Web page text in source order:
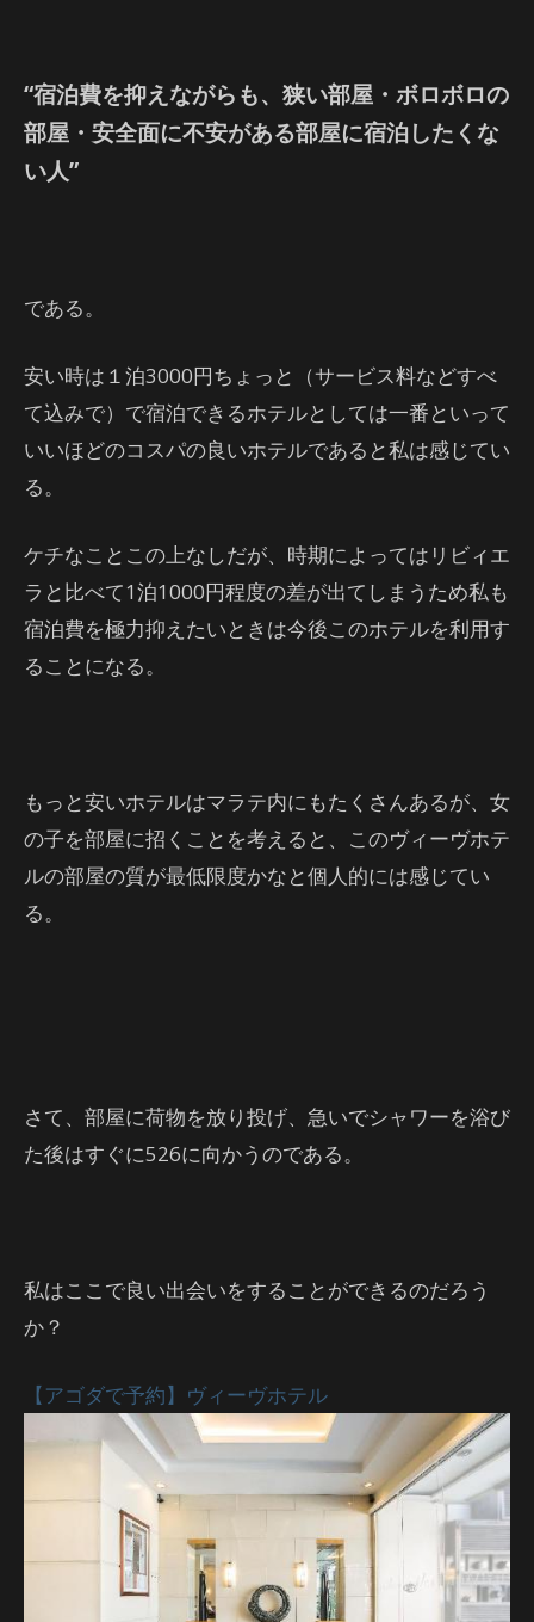
“宿泊費を抑えながらも、狭い部屋・ボロボロの
部屋・安全面に不安がある部屋に宿泊したくな
い人”
である。
安い時は１泊3000円ちょっと（サービス料などすべ
て込みで）で宿泊できるホテルとしては一番といって
いいほどのコスパの良いホテルであると私は感じてい
る。
ケチなことこの上なしだが、時期によってはリビィエ
ラと比べて1泊1000円程度の差が出てしまうため私も
宿泊費を極力抑えたいときは今後このホテルを利用す
ることになる。
もっと安いホテルはマラテ内にもたくさんあるが、女
の子を部屋に招くことを考えると、このヴィーヴホテ
ルの部屋の質が最低限度かなと個人的には感じてい
る。
さて、部屋に荷物を放り投げ、急いでシャワーを浴び
た後はすぐに526に向かうのである。
私はここで良い出会いをすることができるのだろう
か？
【アゴダで予約】ヴィーヴホテル